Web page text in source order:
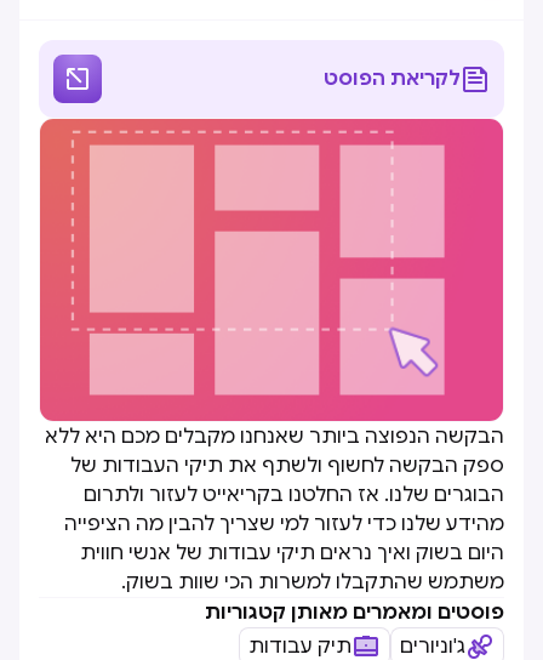
לקריאת הפוסט 
הבקשה הנפוצה ביותר שאנחנו מקבלים מכם היא ללא
ספק הבקשה לחשוף ולשתף את תיקי העבודות של
הבוגרים שלנו. אז החלטנו בקריאייט לעזור ולתרום
מהידע שלנו כדי לעזור למי שצריך להבין מה הציפייה
היום בשוק ואיך נראים תיקי עבודות של אנשי חווית
משתמש שהתקבלו למשרות הכי שוות בשוק.
פוסטים ומאמרים מאותן קטגוריות
ג'וניורים
תיק עבודות